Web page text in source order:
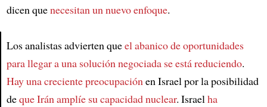
Article
dicen quenecesitan un nuevo enfoque.
Los analistas advierten queel abanico de oportunidades
para llegar a una solución negociada se está reduciendo.
Hay una creciente preocupaciónen Israel por la posibilidad
deque Irán amplíe su capacidad nuclear. Israelha